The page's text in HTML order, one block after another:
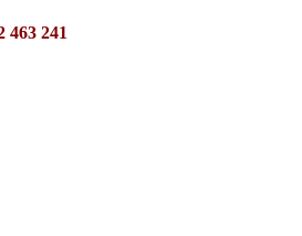
463 241